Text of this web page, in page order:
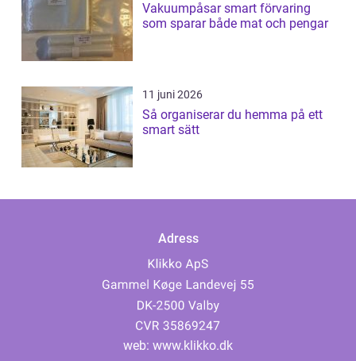
Vakuumpåsar smart förvaring
som sparar både mat och pengar
11 juni 2026
Så organiserar du hemma på ett
smart sätt
Adress
web: www.klikko.dk